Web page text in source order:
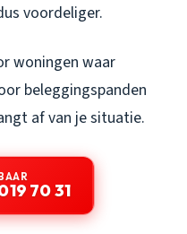
voordeliger.
woningen waar
beleggingspanden
af van je situatie.
70 31